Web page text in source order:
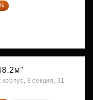
3 секция, 31